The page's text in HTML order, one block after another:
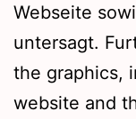
Webseite
untersagt.
the graphics,
website and